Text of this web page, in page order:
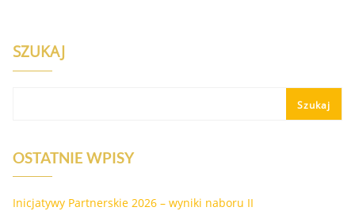
SZUKAJ
Szukaj
OSTATNIE WPISY
Inicjatywy Partnerskie 2026 – wyniki naboru II